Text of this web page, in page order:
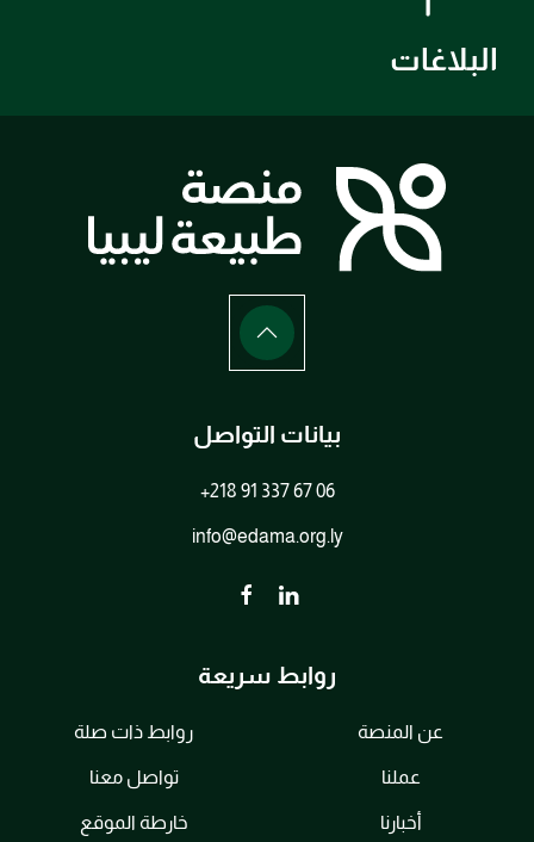
البلاغات
بيانات التواصل
+218 91 337 67 06
info@edama.org.ly
روابط سريعة
عن المنصة
عملنا
أخبارنا
روابط ذات صلة
تواصل معنا
خارطة الموقع